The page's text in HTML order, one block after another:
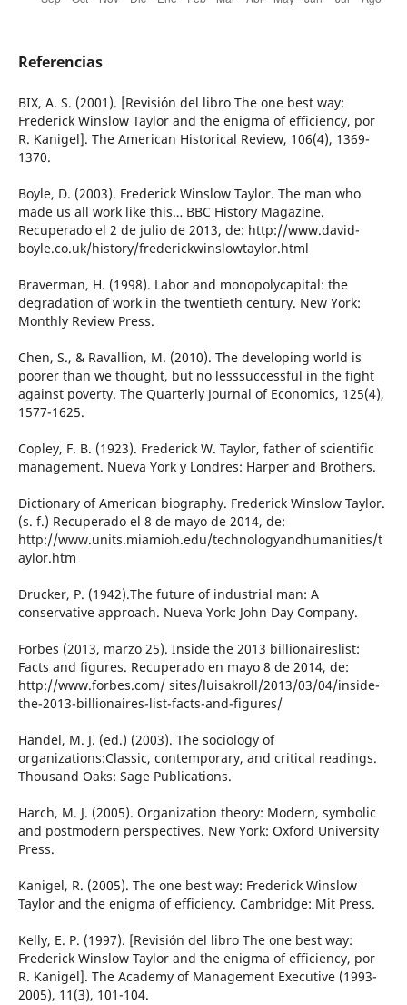
Referencias
BIX, A. S. (2001). [Revisión del libro The one best way:
Frederick Winslow Taylor and the enigma of efficiency, por
R. Kanigel]. The American Historical Review, 106(4), 1369-
1370.
Boyle, D. (2003). Frederick Winslow Taylor. The man who
made us all work like this… BBC History Magazine.
Recuperado el 2 de julio de 2013, de: http://www.david-
boyle.co.uk/history/frederickwinslowtaylor.html
Braverman, H. (1998). Labor and monopolycapital: the
degradation of work in the twentieth century. New York:
Monthly Review Press.
Chen, S., & Ravallion, M. (2010). The developing world is
poorer than we thought, but no lesssuccessful in the fight
against poverty. The Quarterly Journal of Economics, 125(4),
1577-1625.
Copley, F. B. (1923). Frederick W. Taylor, father of scientific
management. Nueva York y Londres: Harper and Brothers.
Dictionary of American biography. Frederick Winslow Taylor.
(s. f.) Recuperado el 8 de mayo de 2014, de:
http://www.units.miamioh.edu/technologyandhumanities/t
aylor.htm
Drucker, P. (1942).The future of industrial man: A
conservative approach. Nueva York: John Day Company.
Forbes (2013, marzo 25). Inside the 2013 billionaireslist:
Facts and figures. Recuperado en mayo 8 de 2014, de:
http://www.forbes.com/ sites/luisakroll/2013/03/04/inside-
the-2013-billionaires-list-facts-and-figures/
Handel, M. J. (ed.) (2003). The sociology of
organizations:Classic, contemporary, and critical readings.
Thousand Oaks: Sage Publications.
Harch, M. J. (2005). Organization theory: Modern, symbolic
and postmodern perspectives. New York: Oxford University
Press.
Kanigel, R. (2005). The one best way: Frederick Winslow
Taylor and the enigma of efficiency. Cambridge: Mit Press.
Kelly, E. P. (1997). [Revisión del libro The one best way:
Frederick Winslow Taylor and the enigma of efficiency, por
R. Kanigel]. The Academy of Management Executive (1993-
2005), 11(3), 101-104.